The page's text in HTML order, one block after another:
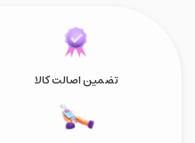
تضمین اصالت کالا